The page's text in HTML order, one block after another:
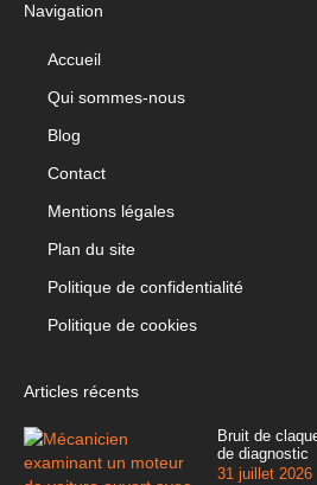
Navigation
Accueil
Qui sommes-nous
Blog
Contact
Mentions légales
Plan du site
Politique de confidentialité
Politique de cookies
Articles récents
Bruit de
de diagnostic
31 juillet 2026